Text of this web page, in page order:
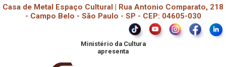
Casa de Metal Espaço Cultural | Rua Antonio Comparato, 218
- Campo Belo - São Paulo - SP - CEP: 04605-030
Ministério da Cultura
apresenta